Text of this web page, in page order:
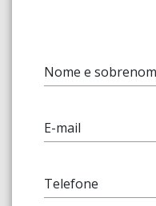
Nome e
E-mail
Telefone